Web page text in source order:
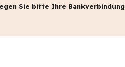
Sie bitte Ihre